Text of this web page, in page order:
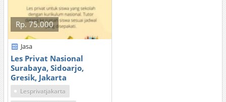
Rp. 75.000
Jasa
Les Privat Nasional
Surabaya, Sidoarjo,
Gresik, Jakarta
Lesprivatjakarta